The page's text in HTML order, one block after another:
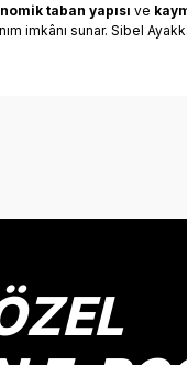
taban yapısı ve
imkânı sunar. Sibel